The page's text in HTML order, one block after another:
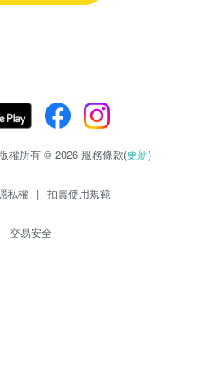
權所有 © 2026 服務條款(更新)
私權 | 拍賣使用規範
交易安全